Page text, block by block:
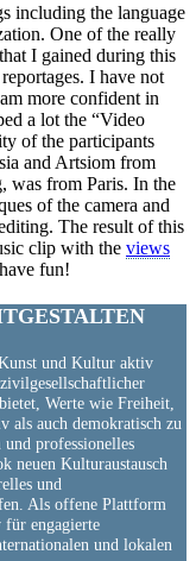
including the language
One of the really
I gained during this
I have not
more confident in
a lot the “Video
of the participants
and Artsiom from
was from Paris. In the
of the camera and
The result of this
clip with the views
fun!
und Kultur aktiv
Werte wie Freiheit,
als auch demokratisch zu
professionelles
neuen Kulturaustausch
und
Als offene Plattform
engagierte
und lokalen